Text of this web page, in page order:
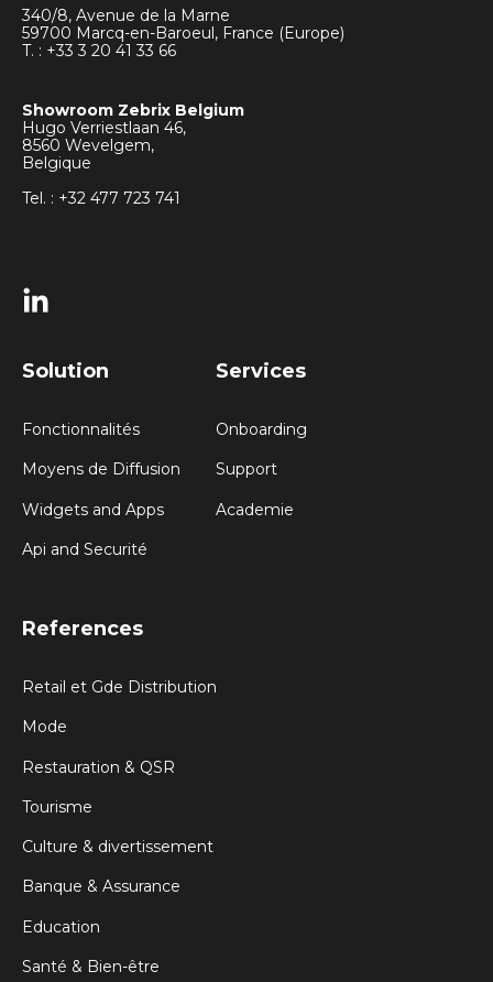
340/8, Avenue de la Marne
59700 Marcq-en-Baroeul, France (Europe)
T. : +333 20 41 33 66
Showroom Zebrix Belgium
Hugo Verriestlaan 46,
8560 Wevelgem,
Belgique
Tel. : +32 477 723 741
Solution
Fonctionnalités
Moyens de Diffusion
Widgets and Apps
Api and Securité
Services
Onboarding
Support
Academie
References
Retail et Gde Distribution
Mode
Restauration & QSR
Tourisme
Culture & divertissement
Banque & Assurance
Education
Santé & Bien-être